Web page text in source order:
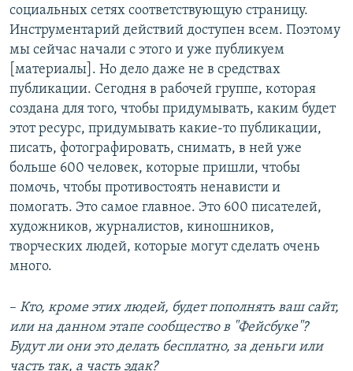
социальных сетях соответствующую страницу.
Инструментарий действий доступен всем. Поэтому
мы сейчас начали с этого и уже публикуем
[материалы]. Но дело даже не в средствах
публикации. Сегодня в рабочей группе, которая
создана для того, чтобы придумывать, каким будет
этот ресурс, придумывать какие-то публикации,
писать, фотографировать, снимать, в ней уже
больше 600 человек, которые пришли, чтобы
помочь, чтобы противостоять ненависти и
помогать. Это самое главное. Это 600 писателей,
художников, журналистов, киношников,
творческих людей, которые могут сделать очень
много.
–​ Кто, кроме этих людей, будет пополнять ваш сайт,
или на данном этапе сообщество в "Фейсбуке"?
Будут ли они это делать бесплатно, за деньги или
часть так, а часть эдак?